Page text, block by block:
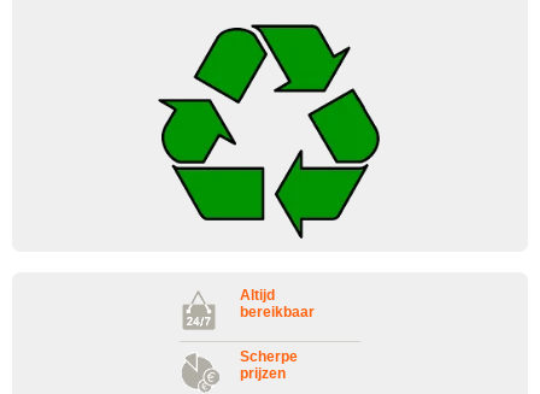
Altijd
bereikbaar
Scherpe
prijzen